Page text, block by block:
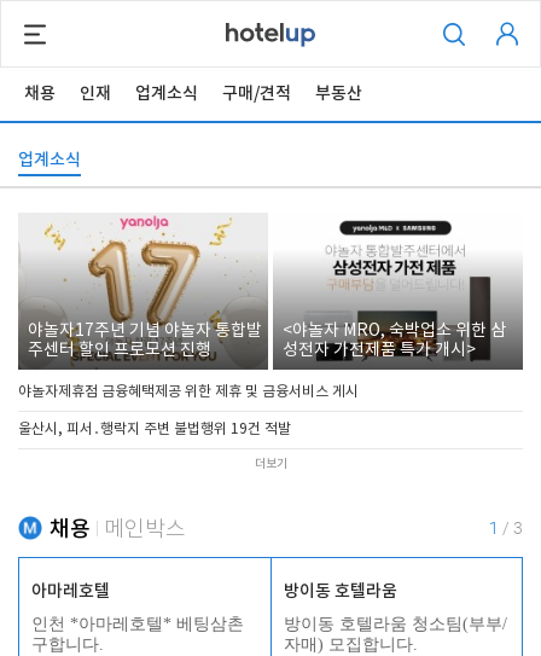
채용 인재 업계소식 구매/견적 부동산
업계소식
야놀자17주년 기념 야놀자 통합발
주센터 할인 프로모션 진행
<야놀자 MRO, 숙박업소 위한 삼
성전자 가전제품 특가 개시>
야놀자제휴점 금융혜택제공 위한 제휴 및 금융서비스 게시
울산시, 피서․행락지 주변 불법행위 19건 적발
더보기
채용 메인박스 1 / 3
아마레호텔
인천 *아마레호텔* 베팅삼촌
구합니다.
방이동 호텔라움
방이동 호텔라움 청소팀(부부/
자매) 모집합니다.